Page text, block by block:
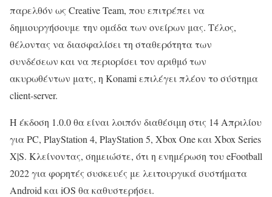
παρελθόν ως Creative Team, που επιτρέπει να
δημιουργήσουμε την ομάδα των ονείρων μας. Τέλος,
θέλοντας να διασφαλίσει τη σταθερότητα των
συνδέσεων και να περιορίσει τον αριθμό των
ακυρωθέντων ματς, η Konami επιλέγει πλέον το σύστημα
client-server.
Η έκδοση 1.0.0 θα είναι λοιπόν διαθέσιμη στις 14 Απριλίου
για PC, PlayStation 4, PlayStation 5, Xbox One και Xbox Series
X|S. Κλείνοντας, σημειώστε, ότι η ενημέρωση του eFootball
2022 για φορητές συσκευές με λειτουργικά συστήματα
Android και iOS θα καθυστερήσει.